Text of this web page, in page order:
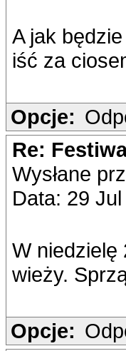
A jak
iść za
Opcje:
Re:
Wysłane
Data: 29
W niedzielę
wieży.
Opcje: